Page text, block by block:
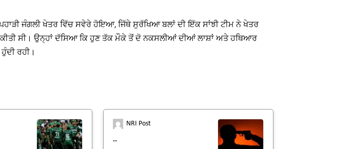
ਜੰਗਲੀ ਖੇਤਰ ਵਿੱਚ ਸਵੇਰੇ ਹੋਇਆ, ਜਿੱਥੇ ਸੁਰੱਖਿਆ ਬਲਾਂ ਦੀ ਇੱਕ ਸਾਂਝੀ ਟੀਮ ਨੇ ਖੇਤਰ
ਕੀਤੀ ਸੀ। ਉਨ੍ਹਾਂ ਦੱਸਿਆ ਕਿ ਹੁਣ ਤੱਕ ਮੌਕੇ ਤੋਂ ਦੋ ਨਕਸਲੀਆਂ ਦੀਆਂ ਲਾਸ਼ਾਂ ਅਤੇ ਹਥਿਆਰ
ਰਹੀ।
NRI Post
..